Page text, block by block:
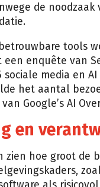
de
tools
een enquête van
media en
het aantal
Google’s AI
en
zien hoe groot de